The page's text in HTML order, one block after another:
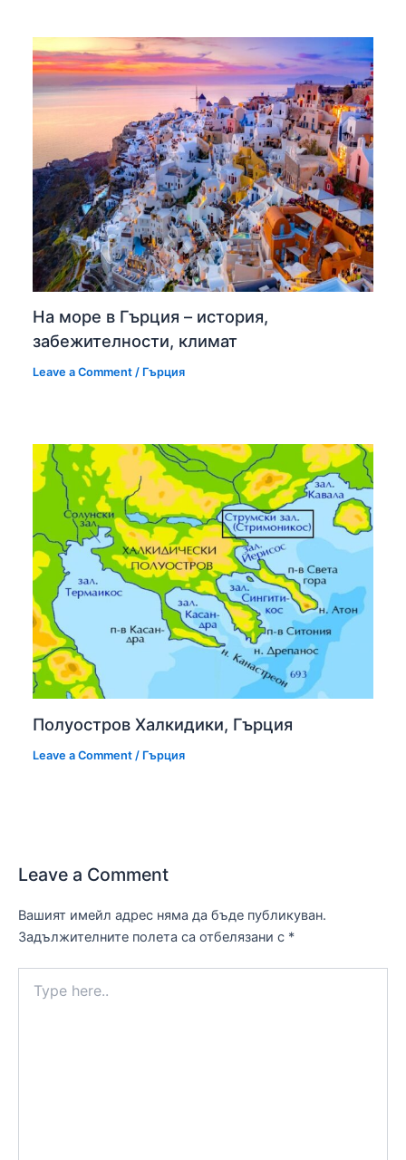
На море в Гърция – история,
забежителности, климат
Leave a Comment / Гърция
Полуостров Халкидики, Гърция
Leave a Comment / Гърция
Leave a Comment
Вашият имейл адрес няма да бъде публикуван.
Задължителните полета са отбелязани с *
here..